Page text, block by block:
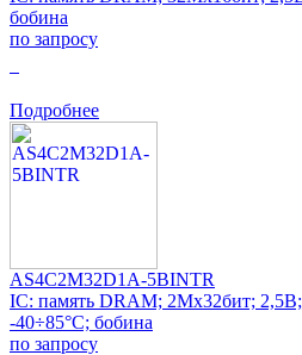
бобина
по запросу
Подробнее
AS4C2M32D1A-5BINTR
IC: память DRAM; 2Mx32бит;
-40÷85°C; бобина
по запросу